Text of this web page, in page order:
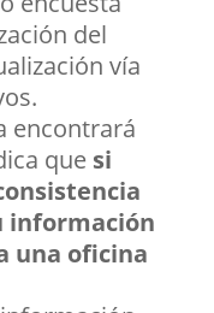
del
vía
encontrará
que si
información
una oficina